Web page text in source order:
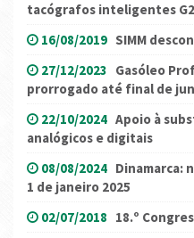
tacógrafos inteligentes
16/08/2019 SIMM
27/12/2023 Gasóleo
prorrogado até final de
22/10/2024 Apoio à
analógicos e digitais
08/08/2024 Dinamarca:
1 de janeiro 2025
02/07/2018 18.º